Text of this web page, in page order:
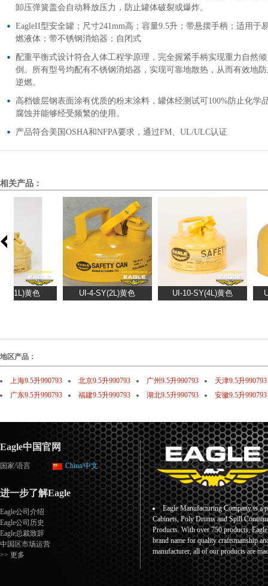
卸压弹簧盖会自动释放压力，防止罐体破裂或爆炸。
EagleII型安全罐；尺寸241mm高；容量9.5升；带悬摆手柄；适用于
燃液体；带不锈钢消焰器；自闭式
配重平衡式设计符合人体工程学原理，完全握紧手柄实现重力自然倾
倒。所有型号均配有不锈钢消焰器，实现可靠地散热，从而有效地
逆燃。
高档镀层钢表面涂有优质的粉末涂料，罐体经测试可100%防止化学
腐蚀并能够经受频繁的使用。
产品符合美国OSHA和NFPA要求，通过FM、UL/ULC认证
相关产品：
地区产品：
上海9.5升990793 北京9.5升990793 广州9.5升990793
天津9.5升990793
广东9.5升990793
福建9.5升990793 湖北9.5升990793 安徽9.5升990793
Eagle中国官网
国家/语言 China/中文
进一步了解Eagle
Eagle公司介绍
Eagle公司历史
Eagle总裁致辞
中国区市场运营
>> 更多
Eagle Manufacturing Company is a
Cabinets, Poly Drums and Spill
Products. With over 750 products,
brand name for quality craftsmanship
manufacturer, all of our products are